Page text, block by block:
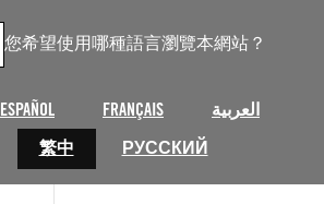
您希望使用哪種語言瀏覽本網站？
ESPAÑOL FRANÇAIS
العربية
繁中 РУССКИЙ